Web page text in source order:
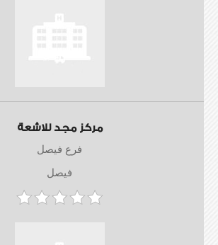
مركز مجد للاشعة
فرع فيصل
فيصل